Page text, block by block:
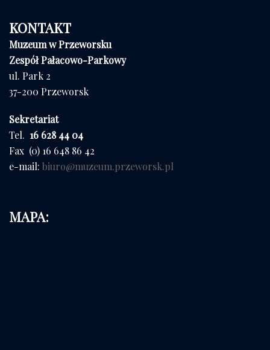
KONTAKT
Muzeum w Przeworsku
Zespół Pałacowo-Parkowy
ul. Park 2
37-200 Przeworsk
Sekretariat
Tel. 16 628 44 04
Fax (0) 16 648 86 42
e-mail: biuro@muzeum.przeworsk.pl
MAPA: